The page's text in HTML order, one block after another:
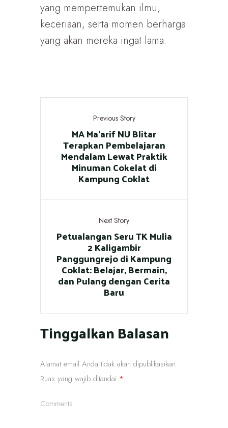
yang mempertemukan ilmu,
keceriaan, serta momen berharga
yang akan mereka ingat lama.
Previous Story
MA Ma'arif NU Blitar
Terapkan Pembelajaran
Mendalam Lewat Praktik
Minuman Cokelat di
Kampung Coklat
Next Story
Petualangan Seru TK Mulia
2 Kaligambir
Panggungrejo di Kampung
Coklat: Belajar, Bermain,
dan Pulang dengan Cerita
Baru
Tinggalkan Balasan
Alamat email Anda tidak akan dipublikasikan.
Ruas yang wajib ditandai *